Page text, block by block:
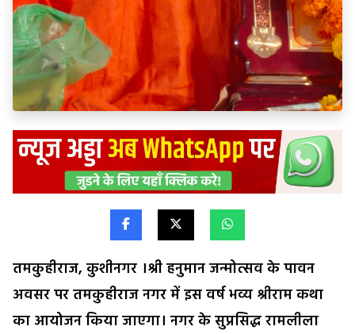
तमकुहीराज, कुशीनगर ।श्री हनुमान जन्मोत्सव के पावन
अवसर पर तमकुहीराज नगर में इस वर्ष भव्य श्रीराम कथा
का आयोजन किया जाएगा। नगर के सुप्रसिद्ध रामलीला